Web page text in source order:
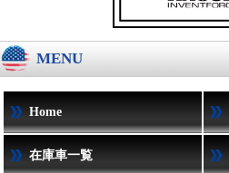
MENU
Home
在庫車一覧